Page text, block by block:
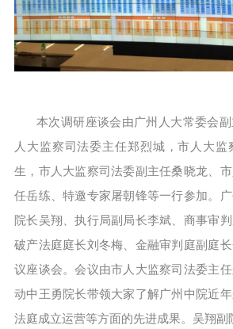
本次调研座谈会由广州人大常委会
人大监察司法委主任郑烈城，市人大监
生，市人大监察司法委副主任桑晓龙、
任岳练、特邀专家屠朝锋等一行参加。
院长吴翔、执行局副局长李斌、商事审
破产法庭庭长刘冬梅、金融审判庭副庭
议座谈会。会议由市人大监察司法委主
动中王勇院长带领大家了解广州中院近
法庭成立运营等方面的先进成果。吴翔副